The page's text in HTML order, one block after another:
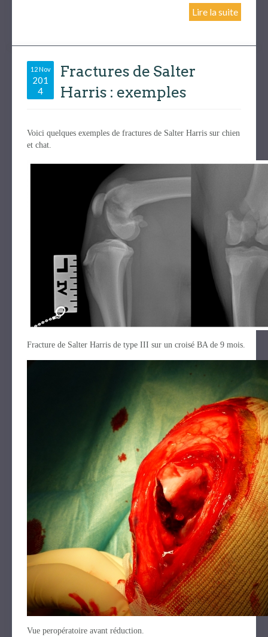
Lire la suite
12 Nov
201
4
Fractures de Salter
Harris : exemples
Voici quelques exemples de fractures de Salter Harris sur chien
et chat.
Fracture de Salter Harris de type III sur un croisé BA de 9 mois.
Vue peropératoire avant réduction.